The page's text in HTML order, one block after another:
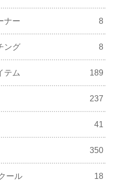
ナー 8
ング 8
テム 189
237
41
350
ール 18